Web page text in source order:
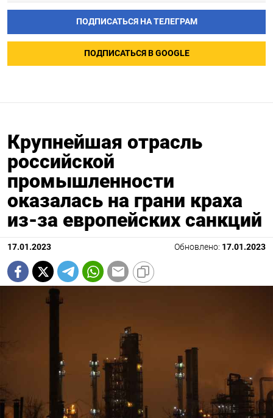
ПОДПИСАТЬСЯ НА ТЕЛЕГРАМ
ПОДПИСАТЬСЯ В GOOGLE
Крупнейшая отрасль
российской
промышленности
оказалась на грани краха
из-за европейских санкций
17.01.2023 Обновлено: 17.01.2023